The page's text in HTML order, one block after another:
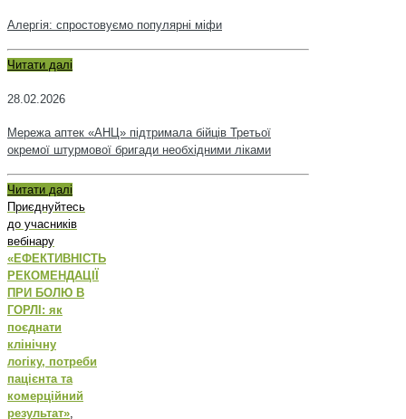
Алергія: спростовуємо популярні міфи
Читати далі
28.02.2026
Мережа аптек «АНЦ» підтримала бійців Третьої
окремої штурмової бригади необхідними ліками
Читати далі
Приєднуйтесь
до учасників
вебінару
«ЕФЕКТИВНІСТЬ
РЕКОМЕНДАЦІЇ
ПРИ БОЛЮ В
ГОРЛІ: як
поєднати
клінічну
логіку, потреби
пацієнта та
комерційний
результат»,